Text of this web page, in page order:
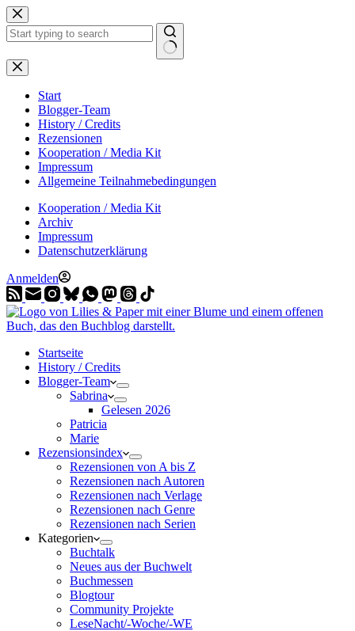
Zum
Inhalt
springen
Start
Blogger-Team
History / Credits
Rezensionen
Kooperation / Media Kit
Impressum
Allgemeine Teilnahmebedingungen
Kooperation / Media Kit
Archiv
Impressum
Datenschutzerklärung
Anmelden
Startseite
History / Credits
Blogger-Team
Sabrina
Gelesen 2026
Patricia
Marie
Rezensionsindex
Rezensionen von A bis Z
Rezensionen nach Autoren
Rezensionen nach Verlage
Rezensionen nach Genre
Rezensionen nach Serien
Kategorien
Buchtalk
Neues aus der Buchwelt
Buchmessen
Blogtour
Community Projekte
LeseNacht/-Woche/-WE